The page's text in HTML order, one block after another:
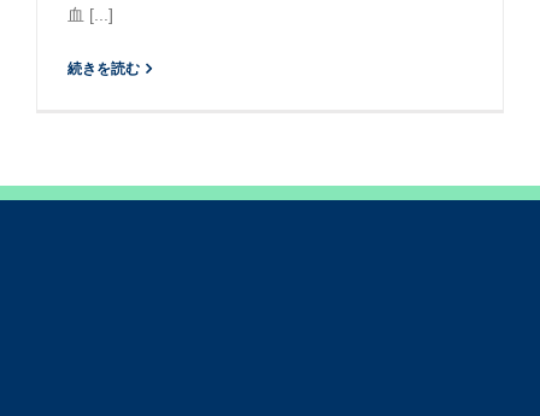
血 [...]
続きを読む